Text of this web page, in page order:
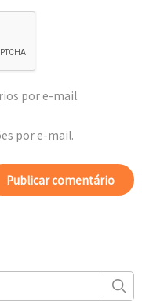
por e-mail.
por e-mail.